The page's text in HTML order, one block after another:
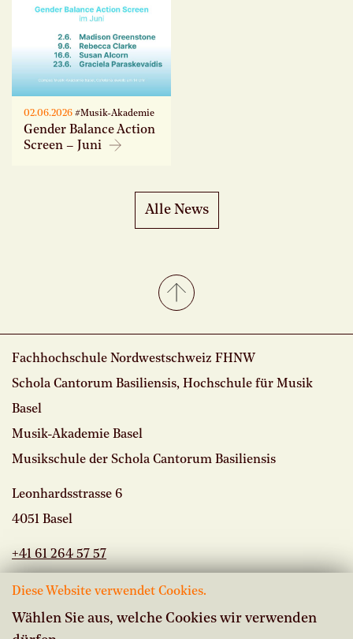
02.06.2026 #Musik-Akademie
Gender Balance Action
Screen – Juni
Alle News
Fachhochschule Nordwestschweiz FHNW
Schola Cantorum Basiliensis, Hochschule für Musik
Basel
Musik-Akademie Basel
Musikschule der Schola Cantorum Basiliensis
Leonhardsstrasse 6
4051 Basel
+41 61 264 57 57
Diese Website verwendet Cookies.
Wählen Sie aus, welche Cookies wir verwenden